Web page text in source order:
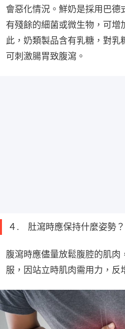
會惡化情況。鮮奶是採用巴德
有殘餘的細菌或微生物，可增
此，奶類製品含有乳糖，對乳
可刺激腸胃致腹瀉。
４. 肚瀉時應保持什麼姿勢？
腹瀉時應儘量放鬆腹腔的肌肉
服，因站立時肌肉需用力，反